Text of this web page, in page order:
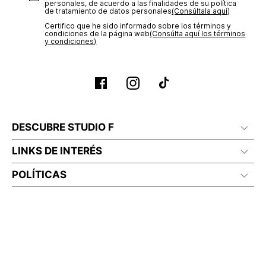
personales, de acuerdo a las finalidades de su política
de tratamiento de datos personales‎(Consúltala aquí)
Certifico que he sido informado sobre los términos y
condiciones de la página web‎(Consúlta aquí los términos
y condiciones)
DESCUBRE STUDIO F
LINKS DE INTERÉS
POLÍTICAS